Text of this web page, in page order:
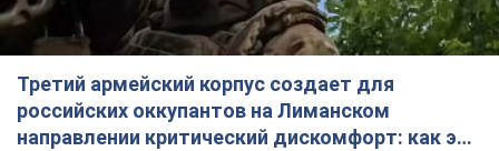
Третий армейский корпус создает для
российских оккупантов на Лиманском
направлении критический дискомфорт: как это